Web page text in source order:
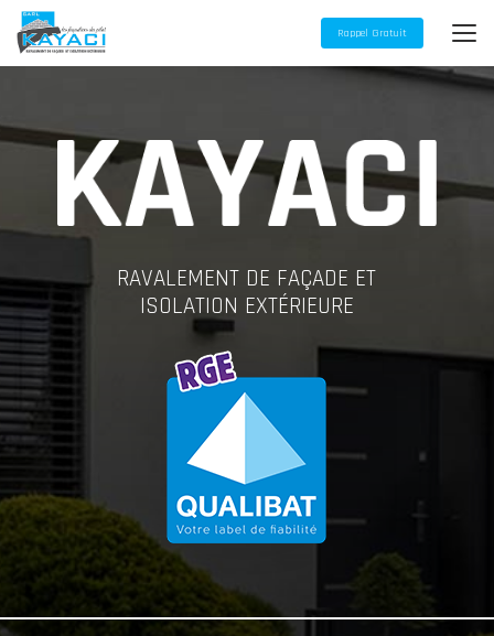
Aller
contenu
principal
Rappel Gratuit
RAVALEMENT DE FAÇADE ET
ISOLATION EXTÉRIEURE